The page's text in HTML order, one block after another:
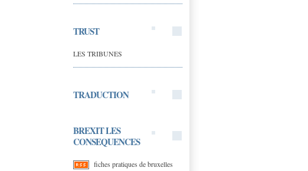
TRUST
LES TRIBUNES
TRADUCTION
BREXIT LES
CONSEQUENCES
fiches pratiques de bruxelles